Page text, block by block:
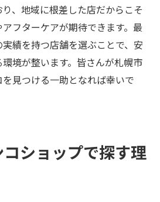
、地域に根差した店だからこそ
フターケアが期待できます。最
績を持つ店舗を選ぶことで、安
境が整います。皆さんが札幌市
見つける一助となれば幸いで
ショップで探す理